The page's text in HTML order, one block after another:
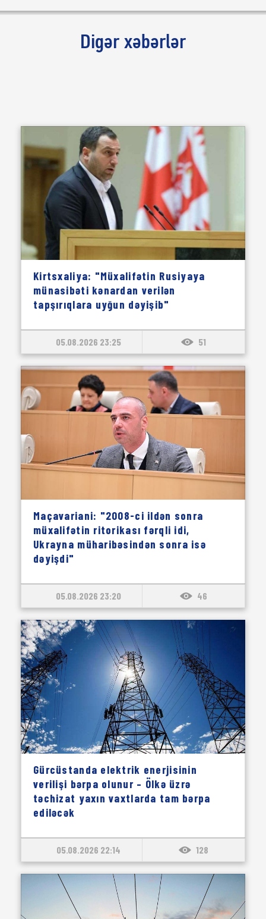
Digər xəbərlər
Kirtsxaliya: "Müxalifətin Rusiyaya
münasibəti kənardan verilən
tapşırıqlara uyğun dəyişib"
05.08.2026 23:25 51
Maçavariani: "2008-ci ildən sonra
müxalifətin ritorikası fərqli idi,
Ukrayna müharibəsindən sonra isə
dəyişdi"
05.08.2026 23:20 46
Gürcüstanda elektrik enerjisinin
verilişi bərpa olunur – Ölkə üzrə
təchizat yaxın vaxtlarda tam bərpa
ediləcək
05.08.2026 22:14 128